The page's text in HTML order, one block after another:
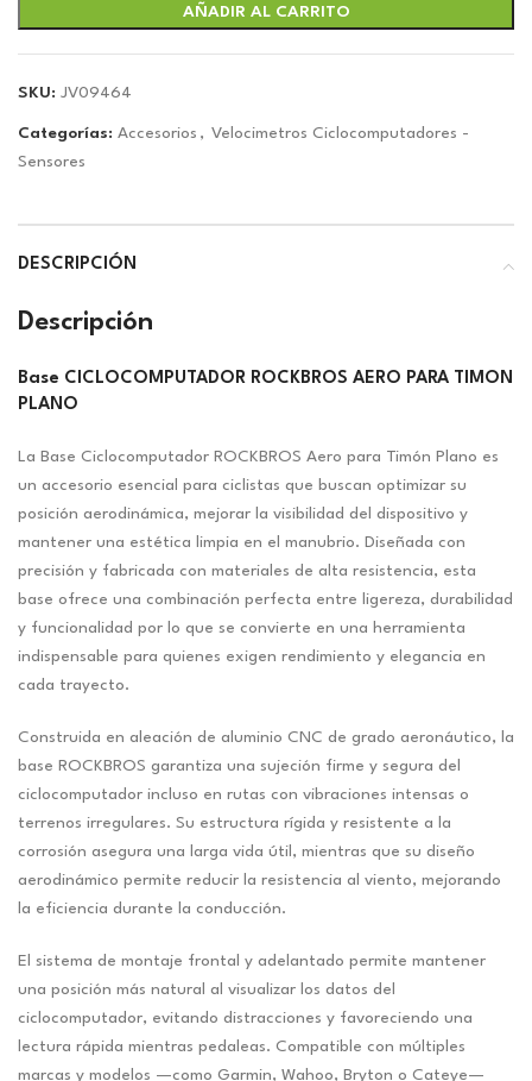
AÑADIR AL CARRITO
SKU: JV09464
Categorías: Accesorios , Velocimetros Ciclocomputadores -
Sensores
DESCRIPCIÓN
Descripción
Base CICLOCOMPUTADOR ROCKBROS AERO PARA TIMON
PLANO
La Base Ciclocomputador ROCKBROS Aero para Timón Plano es
un accesorio esencial para ciclistas que buscan optimizar su
posición aerodinámica, mejorar la visibilidad del dispositivo y
mantener una estética limpia en el manubrio. Diseñada con
precisión y fabricada con materiales de alta resistencia, esta
base ofrece una combinación perfecta entre ligereza, durabilidad
y funcionalidad por lo que se convierte en una herramienta
indispensable para quienes exigen rendimiento y elegancia en
cada trayecto.
Construida en aleación de aluminio CNC de grado aeronáutico, la
base ROCKBROS garantiza una sujeción firme y segura del
ciclocomputador incluso en rutas con vibraciones intensas o
terrenos irregulares. Su estructura rígida y resistente a la
corrosión asegura una larga vida útil, mientras que su diseño
aerodinámico permite reducir la resistencia al viento, mejorando
la eficiencia durante la conducción.
El sistema de montaje frontal y adelantado permite mantener
una posición más natural al visualizar los datos del
ciclocomputador, evitando distracciones y favoreciendo una
lectura rápida mientras pedaleas. Compatible con múltiples
marcas y modelos —como Garmin, Wahoo, Bryton o Cateye—